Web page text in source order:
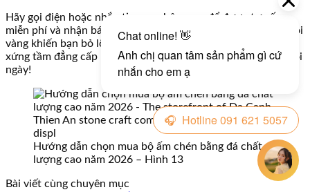
Hãy gọi điện hoặc nhắn tin ngay hôm nay để được tư vấn
miễn phí và nhận báo giá chi tiết. Đừng để một quyết định vội
vàng khiến bạn bỏ lỡ cơ hội sở hữu bộ ấm chén đá tự nhiên
xứng tầm đẳng cấp mà bạn xứng đáng được thưởng thức mỗi
ngày!
Hướng dẫn chọn mua bộ ấm chén bằng đá chất
lượng cao năm 2026 – Hình 13
Bài viết cùng chuyên mục